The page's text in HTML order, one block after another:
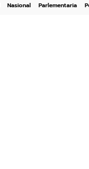
Nasional Parlementaria